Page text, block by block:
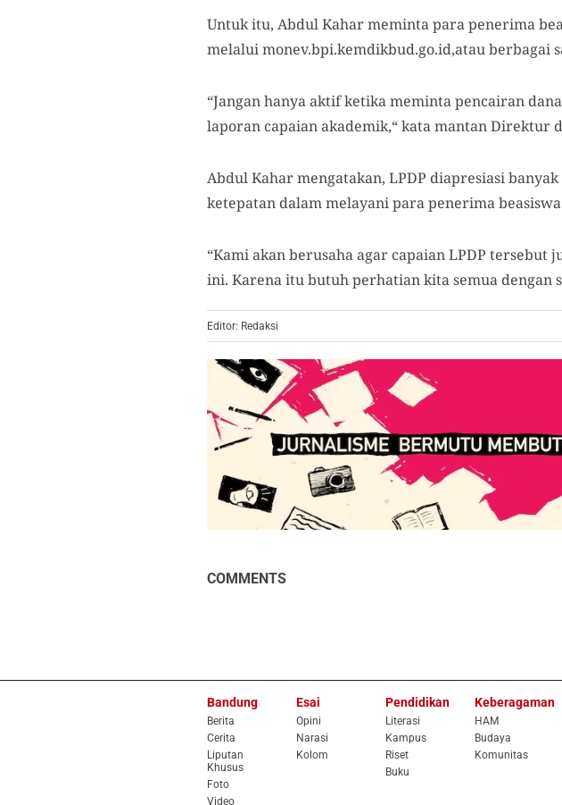
Untuk itu, Abdul Kahar meminta para penerima
melalui monev.bpi.kemdikbud.go.id,atau berbagai
“Jangan hanya aktif ketika meminta pencairan
laporan capaian akademik,“ kata mantan Direktur
Abdul Kahar mengatakan, LPDP diapresiasi
ketepatan dalam melayani para penerima
“Kami akan berusaha agar capaian LPDP
ini. Karena itu butuh perhatian kita semua dengan
Editor: Redaksi
COMMENTS
Bandung
Berita
Cerita
Liputan
Khusus
Foto
Video
Esai
Opini
Narasi
Kolom
Pendidikan
Literasi
Kampus
Riset
Buku
Keberagaman
HAM
Budaya
Komunitas